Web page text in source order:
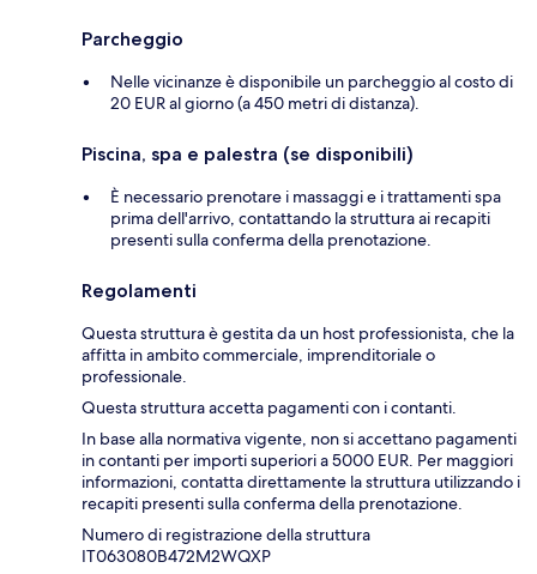
Parcheggio
Nelle vicinanze è disponibile un parcheggio al costo di
20 EUR al giorno (a 450 metri di distanza).
Piscina, spa e palestra (se disponibili)
È necessario prenotare i massaggi e i trattamenti spa
prima dell'arrivo, contattando la struttura ai recapiti
presenti sulla conferma della prenotazione.
Regolamenti
Questa struttura è gestita da un host professionista, che la
affitta in ambito commerciale, imprenditoriale o
professionale.
Questa struttura accetta pagamenti con i contanti.
In base alla normativa vigente, non si accettano pagamenti
in contanti per importi superiori a 5000 EUR. Per maggiori
informazioni, contatta direttamente la struttura utilizzando i
recapiti presenti sulla conferma della prenotazione.
Numero di registrazione della struttura
IT063080B472M2WQXP